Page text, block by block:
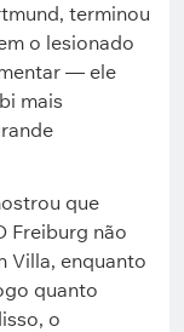
terminou
o lesionado
— ele
mais
que
Freiburg não
Villa, enquanto
quanto
o